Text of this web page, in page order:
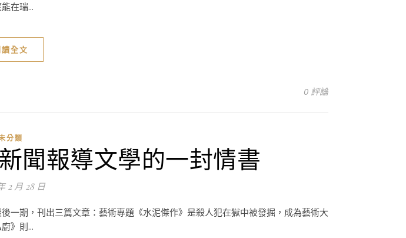
在瑞...
讀全文
0 評論
分類
聞報導文學的一封情書
2 月 28 日
一期，刊出三篇文章：藝術專題《水泥傑作》是殺人犯在獄中被發掘，成為藝術大
》則...